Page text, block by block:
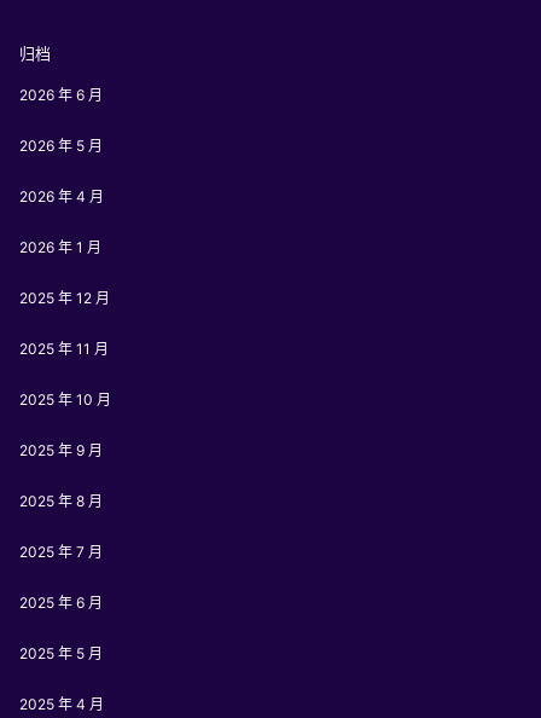
归档
2026 年 6 月
2026 年 5 月
2026 年 4 月
2026 年 1 月
2025 年 12 月
2025 年 11 月
2025 年 10 月
2025 年 9 月
2025 年 8 月
2025 年 7 月
2025 年 6 月
2025 年 5 月
2025 年 4 月